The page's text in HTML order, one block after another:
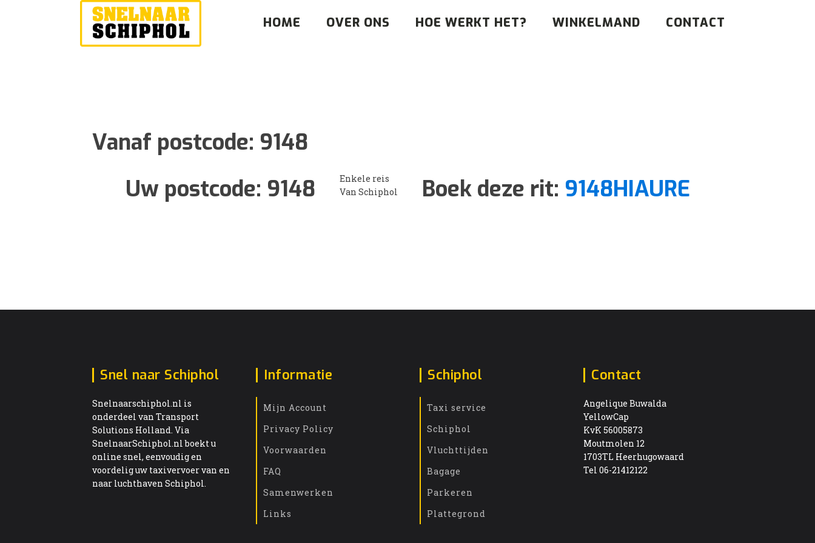
HOME OVER ONS HOE WERKT HET? WINKELMAND CONTACT
Vanaf postcode: 9148
Uw postcode: 9148
Enkele reis
Van Schiphol
Boek deze rit: 9148HIAURE
Snel naar Schiphol
Snelnaarschiphol.nl is
onderdeel van Transport
Solutions Holland. Via
SnelnaarSchiphol.nl boekt u
online snel, eenvoudig en
voordelig uw taxivervoer van en
naar luchthaven Schiphol.
Informatie
Mijn Account
Privacy Policy
Voorwaarden
FAQ
Samenwerken
Links
Schiphol
Taxi service
Schiphol
Vluchttijden
Bagage
Parkeren
Plattegrond
Contact
Angelique Buwalda
YellowCap
KvK 56005873
Moutmolen 12
1703TL Heerhugowaard
Tel 06-21412122